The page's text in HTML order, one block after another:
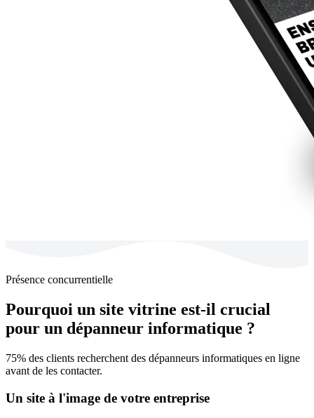
Présence concurrentielle
Pourquoi un site vitrine est-il crucial
pour un dépanneur informatique ?
75% des clients recherchent des dépanneurs informatiques en ligne
avant de les contacter.
Un site à l'image de votre entreprise